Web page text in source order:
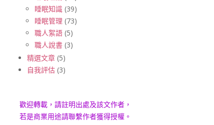
睡眠知識 (39)
睡眠管理 (73)
職人絮語 (5)
職人說書 (3)
精選文章 (5)
自我評估 (3)
歡迎轉載，請註明出處及該文作者，
若是商業用途請聯繫作者獲得授權。